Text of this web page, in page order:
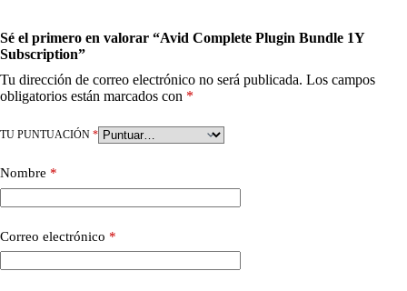
Sé el primero en valorar “Avid Complete Plugin Bundle 1Y
Subscription”
Tu dirección de correo electrónico no será publicada. Los campos
obligatorios están marcados con *
TU PUNTUACIÓN *
Nombre *
Correo electrónico *